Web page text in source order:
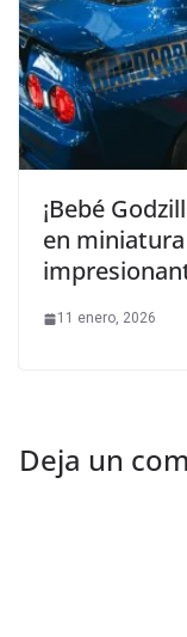
¡Bebé
en
11 enero, 2026
Deja un